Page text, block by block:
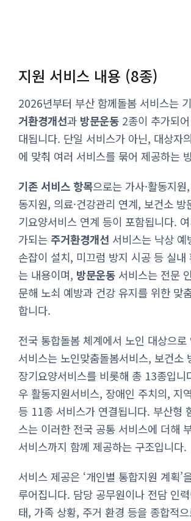
지원 서비스 내용 (8종)
2026년부터 부산 함께돌봄 서비스는
거환경개선과 방문운동 2종이 추가되
대됩니다. 단일 서비스가 아닌, 대상자
에 맞춰 여러 서비스를 묶어 제공하는
기존 서비스 항목으로는 가사·활동지
동지원, 의료·건강관리 연계, 보건소 방
기요양서비스 연계 등이 포함됩니다.
가되는 주거환경개선 서비스는 낙상 예
손잡이 설치, 미끄럼 방지 시공 등 실내
는 내용이며, 방문운동 서비스는 전문
문해 노쇠 예방과 건강 유지를 위한 맞
합니다.
전국 통합돌봄 체계에서 노인 대상으
서비스는 노인맞춤돌봄서비스, 보건소
장기요양서비스를 비롯해 총 13종입니
우 활동지원서비스, 장애인 주치의, 지
등 11종 서비스가 연결됩니다. 부산형
스는 이러한 전국 공통 서비스에 더해
서비스까지 함께 제공하는 구조입니다.
서비스 제공은 ‘개인별 통합지원 계획’
루어집니다. 담당 공무원이나 전담 인
태, 가족 상황, 주거 환경 등을 종합적